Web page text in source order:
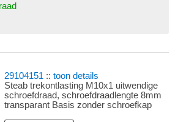
29104151 ::toon details
Steab trekontlasting M10x1 uitwendige
schroefdraad, schroefdraadlengte 8mm
transparant Basis zonder schroefkap